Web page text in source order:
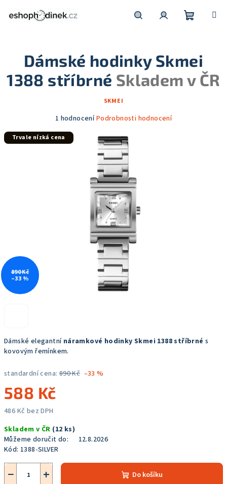
košík
Dámské elegantnínáramkové hodinky Skmei 1388 stříbrné s
kovovým řemínkem.
standardní cena: 890 Kč –33 %
588 Kč
486 Kč bez DPH
cena:
Skladem v ČR (12 ks)
Můžeme doručit do:
12.8.2026
Kód: 1388-SILVER
+
− Do košíku
Dámské hodinky Skmei
1388 stříbrné Skladem v ČR
SKMEI
Průměrné
produktu
1 hodnoceníPodrobnosti hodnocení
Trvale nízká cena
890 Kč
–33 %